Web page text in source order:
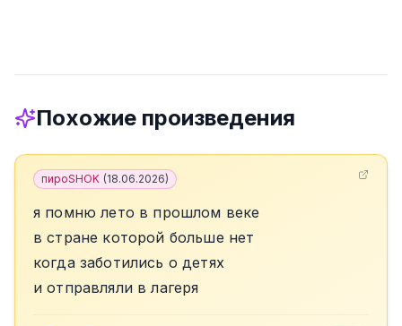
Похожие произведения
пироSHOK (18.06.2026)
я помню лето в прошлом веке
в стране которой больше нет
когда заботились о детях
и отправляли в лагеря